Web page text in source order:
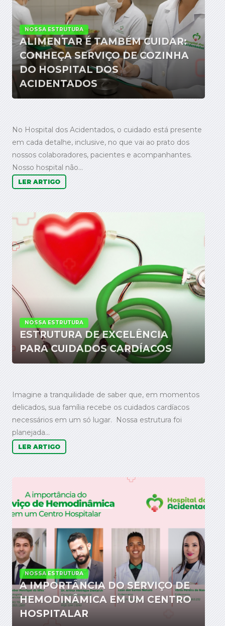
NOSSA ESTRUTURA
ALIMENTAR É TAMBÉM CUIDAR:
CONHEÇA SERVIÇO DE COZINHA
DO HOSPITAL DOS
ACIDENTADOS
No Hospital dos Acidentados, o cuidado está presente
em cada detalhe, inclusive, no que vai ao prato dos
nossos colaboradores, pacientes e acompanhantes.
Nosso hospital não...
LER ARTIGO
NOSSA ESTRUTURA
ESTRUTURA DE EXCELÊNCIA
PARA CUIDADOS CARDÍACOS
Imagine a tranquilidade de saber que, em momentos
delicados, sua família recebe os cuidados cardíacos
necessários em um só lugar. Nossa estrutura foi
planejada...
LER ARTIGO
NOSSA ESTRUTURA
A IMPORTÂNCIA DO SERVIÇO DE
HEMODINÂMICA EM UM CENTRO
HOSPITALAR